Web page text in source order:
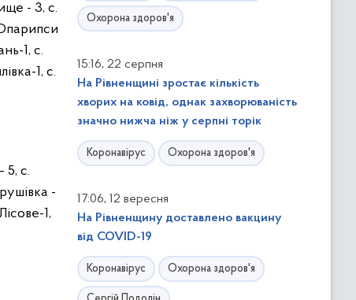
- 3, с.
1, с.
1, с.
5, с.
-
1,
Охорона здоров'я
15:16, 22 серпня
На Рівненщині зростає кількість
хворих на ковід, однак захворюваність
значно нижча ніж у серпні торік
Коронавірус Охорона здоров'я
17:06, 12 вересня
На Рівненщину доставлено вакцину
від COVID-19
Коронавірус Охорона здоров'я